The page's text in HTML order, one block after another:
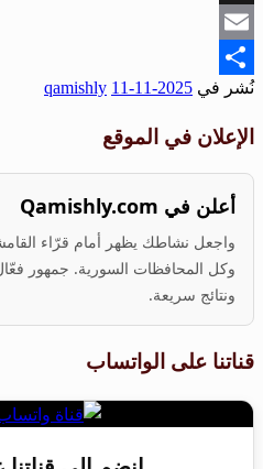
Snapchat
Email
Share
نُشر في 2025-11-11
qamishly
الإعلان في الموقع
أعلن في Qamishly.com
واجعل نشاطك يظهر أمام قرّاء
وكل المحافظات السورية. جمهور
ونتائج سريعة.
قناتنا على الواتساب